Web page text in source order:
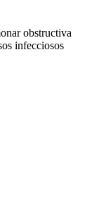
obstructiva
infecciosos